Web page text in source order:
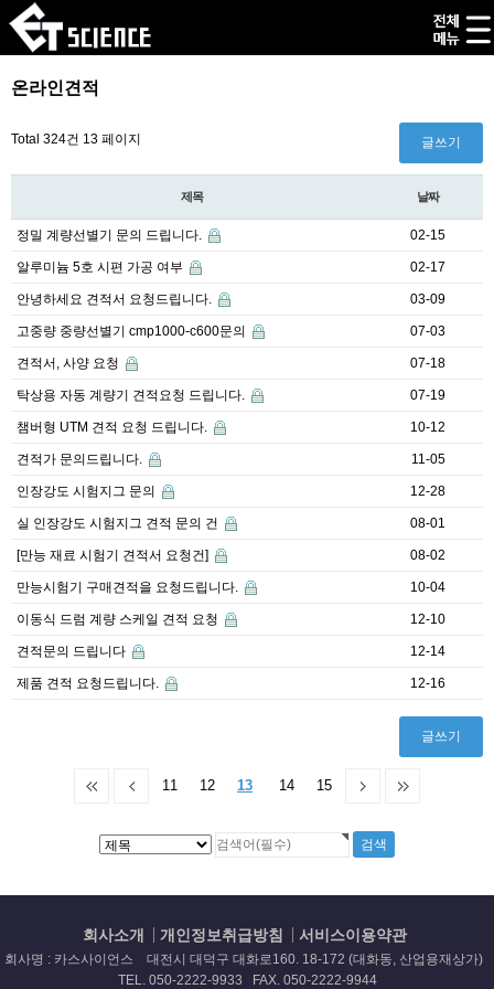
온라인견적
Total 324건 13 페이지 글쓰기
제목 날짜
정밀 계량선별기 문의 드립니다. 02-15
알루미늄 5호 시편 가공 여부 02-17
안녕하세요 견적서 요청드립니다. 03-09
고중량 중량선별기 cmp1000-c600문의 07-03
견적서, 사양 요청 07-18
탁상용 자동 계량기 견적요청 드립니다. 07-19
챔버형 UTM 견적 요청 드립니다. 10-12
견적가 문의드립니다. 11-05
인장강도 시험지그 문의 12-28
실 인장강도 시험지그 견적 문의 건 08-01
[만능 재료 시험기 견적서 요청건] 08-02
만능시험기 구매견적을 요청드립니다. 10-04
이동식 드럼 계량 스케일 견적 요청 12-10
견적문의 드립니다 12-14
제품 견적 요청드립니다. 12-16
글쓰기
11 12 13 14 15
회사소개 개인정보취급방침 서비스이용약관
회사명 : 카스사이언스 대전시 대덕구 대화로160. 18-172 (대화동, 산업용재상가)
TEL. 050-2222-9933 FAX. 050-2222-9944